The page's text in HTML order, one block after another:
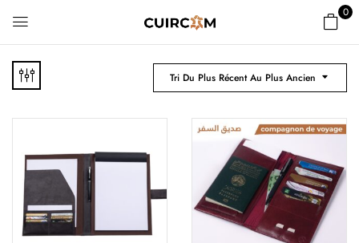
0
Tri Du Plus Récent Au Plus Ancien